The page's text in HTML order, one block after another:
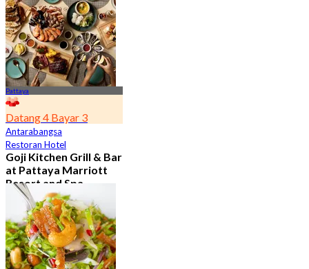
Pattaya
Datang 4 Bayar 3
Antarabangsa
Restoran Hotel
Goji Kitchen Grill & Bar
at Pattaya Marriott
Resort and Spa
(Pattaya)
4.2
1.1K ditempah
Dari฿ 1,266